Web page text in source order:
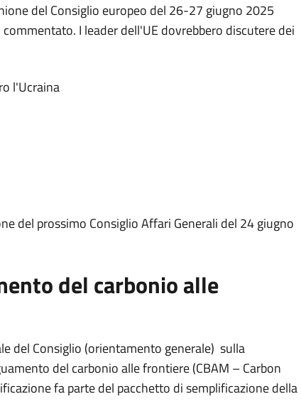
del Consiglio europeo del 26-27 giugno 2025
I leader dell'UE dovrebbero discutere dei
l'Ucraina
del prossimo Consiglio Affari Generali del 24 giugno
del carbonio alle
del Consiglio (orientamento generale) sulla
del carbonio alle frontiere (CBAM – Carbon
fa parte del pacchetto di semplificazione della